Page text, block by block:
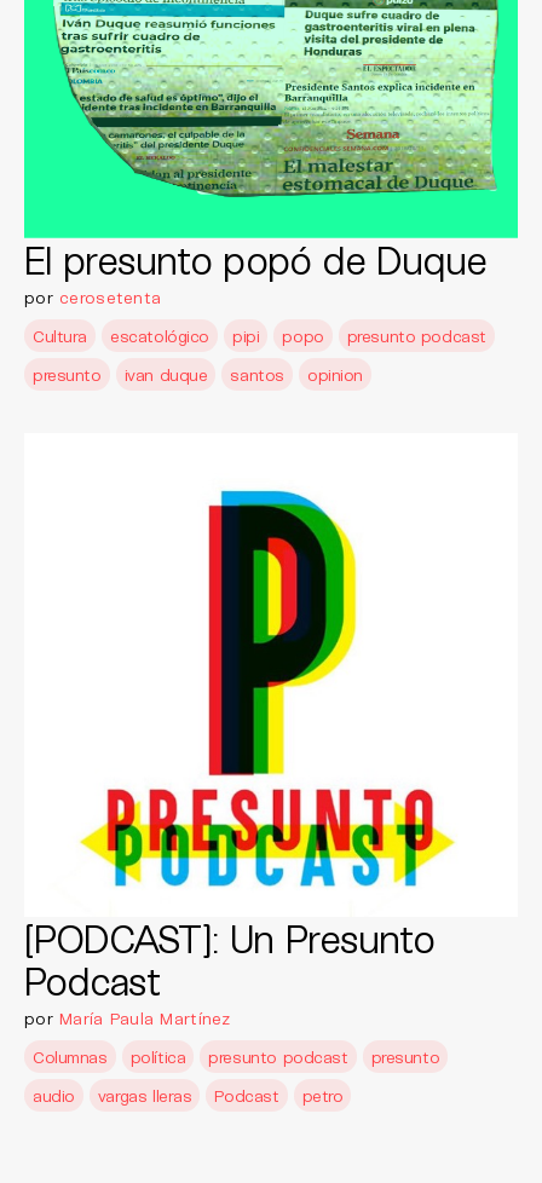
El presunto popó de Duque
por cerosetenta
Cultura
escatológico pipi popo
presunto podcast
presunto
ivan duque santos opinion
[PODCAST]: Un Presunto
Podcast
por María Paula Martínez
Columnas
política presunto podcast
presunto
audio
vargas lleras Podcast petro